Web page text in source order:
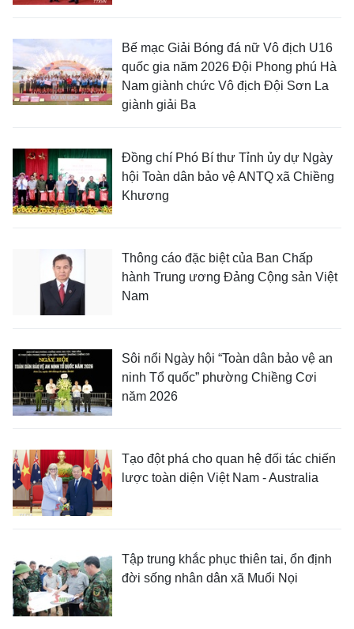
Bế mạc Giải Bóng đá nữ Vô địch U16
quốc gia năm 2026 Đội Phong phú Hà
Nam giành chức Vô địch Đội Sơn La
giành giải Ba
Đồng chí Phó Bí thư Tỉnh ủy dự Ngày
hội Toàn dân bảo vệ ANTQ xã Chiềng
Khương
Thông cáo đặc biệt của Ban Chấp
hành Trung ương Đảng Cộng sản Việt
Nam
Sôi nổi Ngày hội “Toàn dân bảo vệ an
ninh Tổ quốc” phường Chiềng Cơi
năm 2026
Tạo đột phá cho quan hệ đối tác chiến
lược toàn diện Việt Nam - Australia
Tập trung khắc phục thiên tai, ổn định
đời sống nhân dân xã Muổi Nọi